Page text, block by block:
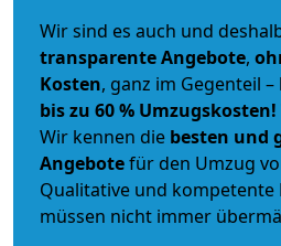
Wir sind es auch und
transparente Angebote,
Kosten, ganz im Gegenteil –
bis zu 60 % Umzugskosten!
Wir kennen die besten und
Angebotefür den Umzug
Qualitative und kompetente
müssen nicht immer